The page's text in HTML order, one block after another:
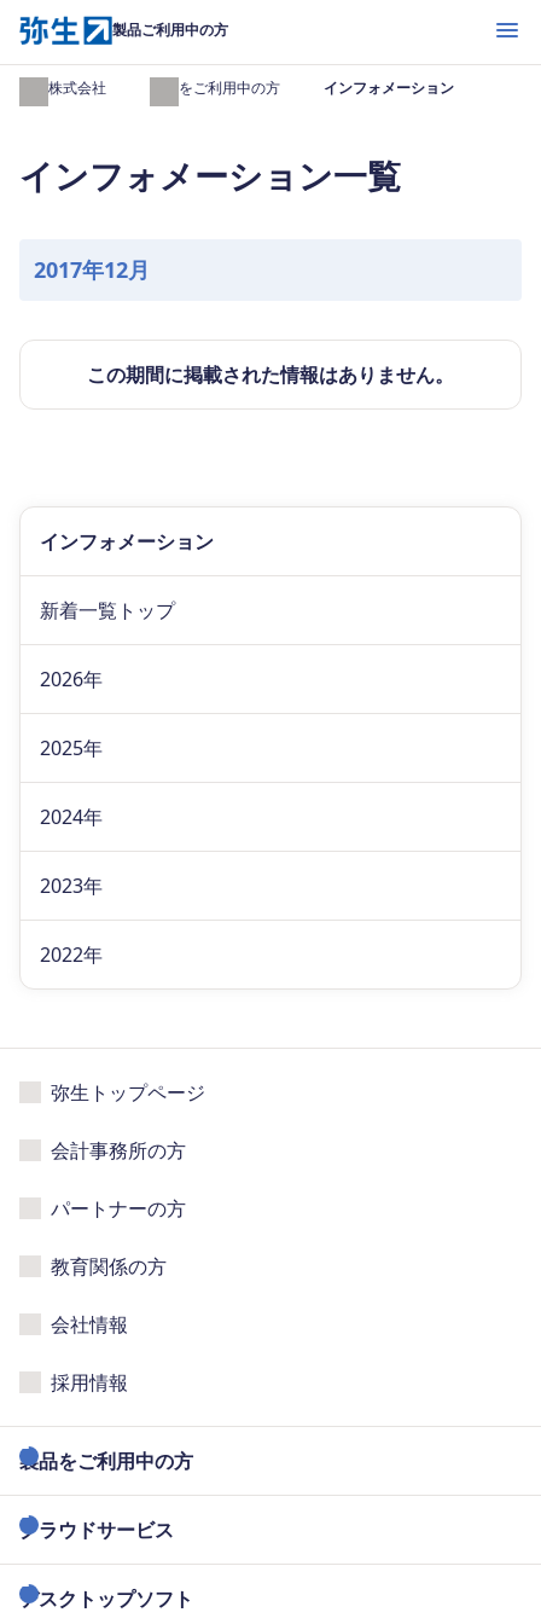
製品ご利用中の方 開く
弥生株式会社 製品をご利用中の方 インフォメーション
インフォメーション一覧
2017年12月
この期間に掲載された情報はありません。
インフォメーション
新着一覧トップ
2026年
2025年
2024年
2023年
2022年
弥生トップページ
会計事務所の方
パートナーの方
教育関係の方
会社情報
採用情報
製品をご利用中の方
クラウドサービス
デスクトップソフト